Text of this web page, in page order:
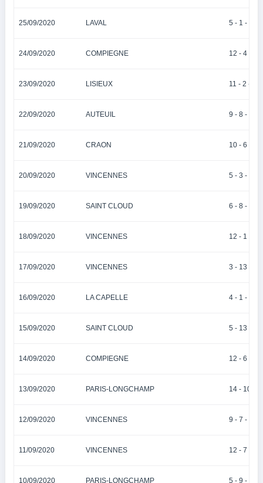
25/09/2020 LAVAL 5 - 1 - 6 -
24/09/2020 COMPIEGNE 12 - 4 -
23/09/2020 LISIEUX 11 - 2 - 1 -
22/09/2020 AUTEUIL 9 - 8 - 1 -
21/09/2020 CRAON 10 - 6 - 1 -
20/09/2020 VINCENNES 5 - 3 - 8 -
19/09/2020 SAINT CLOUD 6 - 8 - 3 -
18/09/2020 VINCENNES 12 - 1 - 10
17/09/2020 VINCENNES 3 - 13 - 16
16/09/2020 LA CAPELLE 4 - 1 - 14 -
15/09/2020 SAINT CLOUD 5 - 13 - 8 -
14/09/2020 COMPIEGNE 12 - 6 - 10
13/09/2020 PARIS-LONGCHAMP 14 - 10 -
12/09/2020 VINCENNES 9 - 7 - 11 -
11/09/2020 VINCENNES 12 - 7 - 9 -
10/09/2020 PARIS-LONGCHAMP 5 - 9 - 2 -